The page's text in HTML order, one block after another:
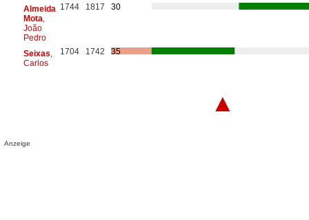
Almeida
Mota
João
Pedro
1744 1817 30
Seixas
Carlos
1704 1742 35
▲
Anzeige